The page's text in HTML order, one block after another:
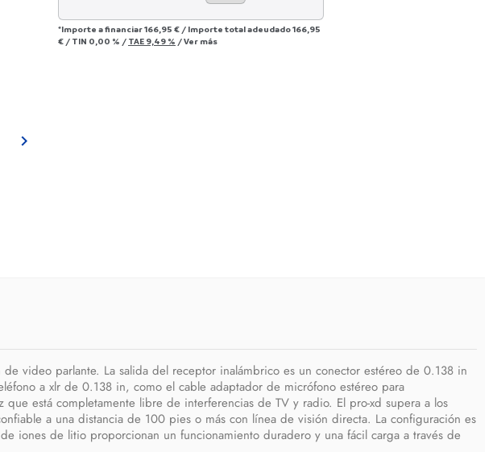

*Importe a financiar166,95 € / Importe total adeudado166,95
€/ TIN 0,00 % / TAE 9,49 % /Ver más
video parlante. La salida del receptor inalámbrico es un conector estéreo de 0.138 in
a xlr de 0.138 in, como el cable adaptador de micrófono estéreo para
está completamente libre de interferencias de TV y radio. El pro-xd supera a los
a una distancia de 100 pies o más con línea de visión directa. La configuración es
iones de litio proporcionan un funcionamiento duradero y una fácil carga a través de